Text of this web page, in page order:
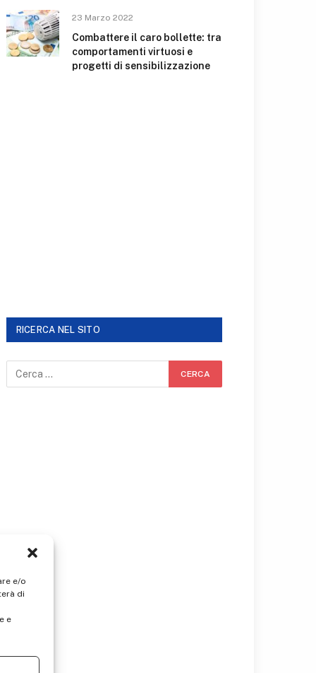
e/o
di
e
23 Marzo 2022
Combattere il caro bollette: tra
comportamenti virtuosi e
progetti di sensibilizzazione
RICERCA NEL SITO